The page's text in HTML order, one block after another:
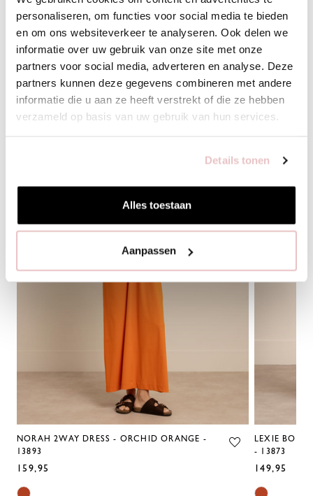
personaliseren, om functies voor social media te bieden
en om ons websiteverkeer te analyseren. Ook delen we
informatie over uw gebruik van onze site met onze
partners voor social media, adverteren en analyse. Deze
partners kunnen deze gegevens combineren met andere
informatie die u aan ze heeft verstrekt of die ze hebben
verzameld op basis van uw gebruik van hun services.
Details tonen
Alles toestaan
Aanpassen
BIJPASSENDE PRODUCTEN
NORAH 2WAY DRESS - ORCHID ORANGE -
13893
159,95
LEXIE
- 13873
149,95